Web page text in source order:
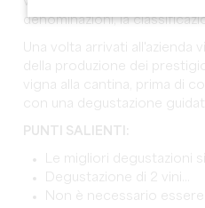
denominazioni, la
Una volta arrivati all'azienda
della produzione dei
vigna alla cantina, prima di
con una degustazione
PUNTI SALIENTI:
Le migliori degustazioni
Degustazione di 2 vini...
Non è necessario